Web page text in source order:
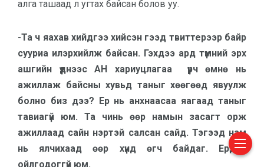
алга ташаад л угтах байсан болов уу.
-Та ч яахав хийдгээ хийсэн гээд твиттерээр байр
сууриа илэрхийлж байсан. Гэхдээ ард түмний эрх
ашгийн үүднээс АН хариуцлагаа үүрч өмнө нь
ажиллаж байсны хувьд таныг хөөгөөд явуулж
болно биз дээ? Ер нь анхнаасаа яагаад таныг
тавиагүй юм. Та чинь өөр намын засагт орж
ажиллаад сайн нэртэй салсан сайд. Тэгээд нам
нь ялчихаад өөр хүнд өгч байдаг. Ердөө
ойлгодоггүй юм.